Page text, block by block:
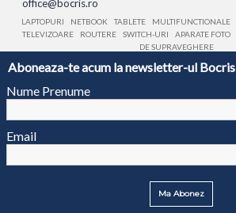
Aboneaza-te acum la newsletter-ul Bocris
Nume Prenume
Email
Ma Abonez
office@bocris.ro
LAPTOPURI NETBOOK TABLETE MULTIFUNCTIONALE
TELEVIZOARE
ROUTERE SWITCH-URI APARATE FOTO
DE SUPRAVEGHERE